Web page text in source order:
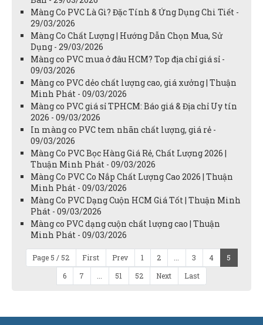
Màng Co PVC Là Gì? Đặc Tính & Ứng Dụng Chi Tiết -
29/03/2026
Màng Co Chất Lượng | Hướng Dẫn Chọn Mua, Sử
Dụng - 29/03/2026
Màng co PVC mua ở đâu HCM? Top địa chỉ giá sỉ -
09/03/2026
Màng co PVC dẻo chất lượng cao, giá xưởng | Thuận
Minh Phát - 09/03/2026
Màng co PVC giá sỉ TPHCM: Báo giá & Địa chỉ Uy tín
2026 - 09/03/2026
In màng co PVC tem nhãn chất lượng, giá rẻ -
09/03/2026
Màng Co PVC Bọc Hàng Giá Rẻ, Chất Lượng 2026 |
Thuận Minh Phát - 09/03/2026
Màng Co PVC Co Nắp Chất Lượng Cao 2026 | Thuận
Minh Phát - 09/03/2026
Màng Co PVC Dạng Cuộn HCM Giá Tốt | Thuận Minh
Phát - 09/03/2026
Màng co PVC dạng cuộn chất lượng cao | Thuận
Minh Phát - 09/03/2026
Page 5 / 52 First Prev 1 2 3 4
5
6
7 51 52 Next Last